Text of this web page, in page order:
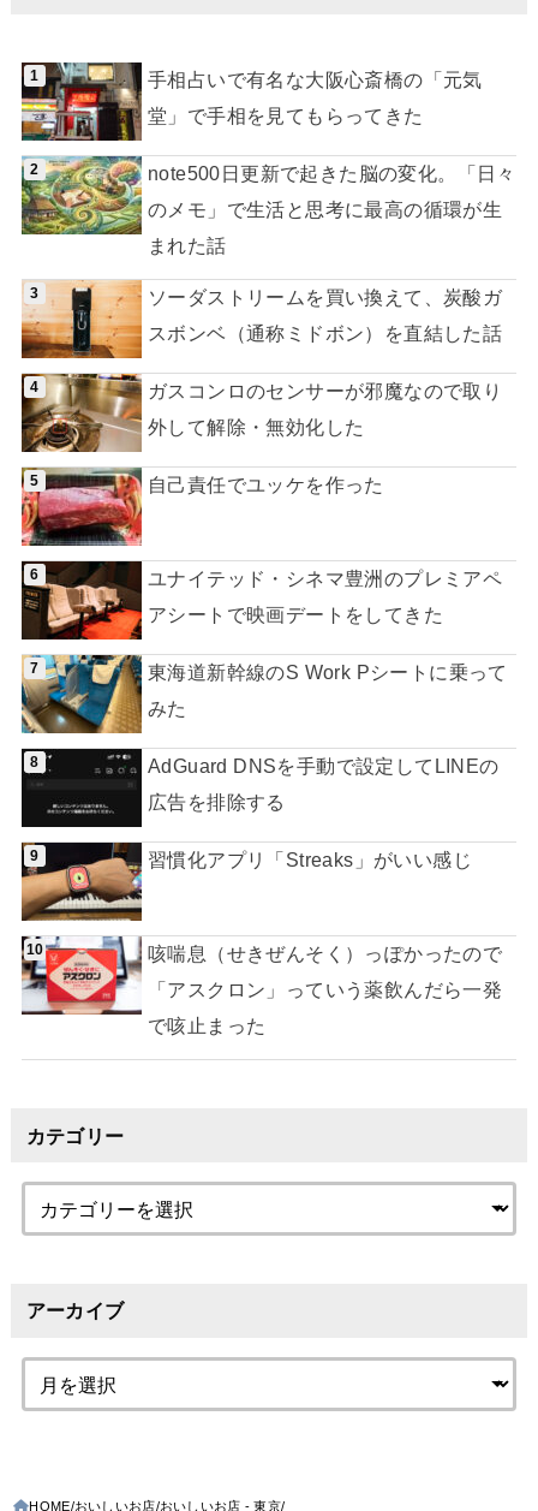
手相占いで有名な大阪心斎橋の「元気
堂」で手相を見てもらってきた
note500日更新で起きた脳の変化。「日々
のメモ」で生活と思考に最高の循環が生
まれた話
ソーダストリームを買い換えて、炭酸ガ
スボンベ（通称ミドボン）を直結した話
ガスコンロのセンサーが邪魔なので取り
外して解除・無効化した
自己責任でユッケを作った
ユナイテッド・シネマ豊洲のプレミアペ
アシートで映画デートをしてきた
東海道新幹線のS Work Pシートに乗って
みた
AdGuard DNSを手動で設定してLINEの
広告を排除する
習慣化アプリ「Streaks」がいい感じ
咳喘息（せきぜんそく）っぽかったので
「アスクロン」っていう薬飲んだら一発
で咳止まった
カテゴリー
アーカイブ
HOME おいしいお店 おいしいお店 - 東京